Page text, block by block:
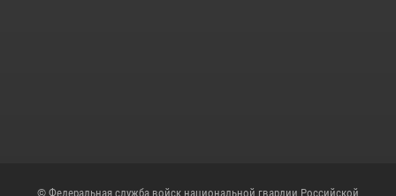
© Федеральная служба войск национальной гвардии Российской